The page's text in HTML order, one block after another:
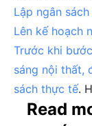
Lập ngân
Lên kế hoạch
Trước khi
sáng nội thất,
sách thực tế.
Read